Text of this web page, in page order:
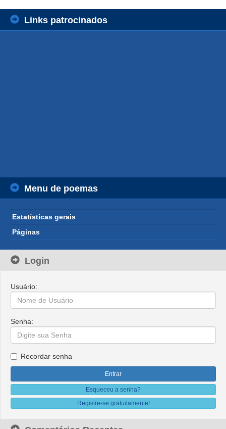
Links patrocinados
Menu de poemas
Estatísticas gerais
Páginas
Login
Usuário:
Senha:
Recordar senha
Esqueceu a senha?
Registre-se gratuitamente!